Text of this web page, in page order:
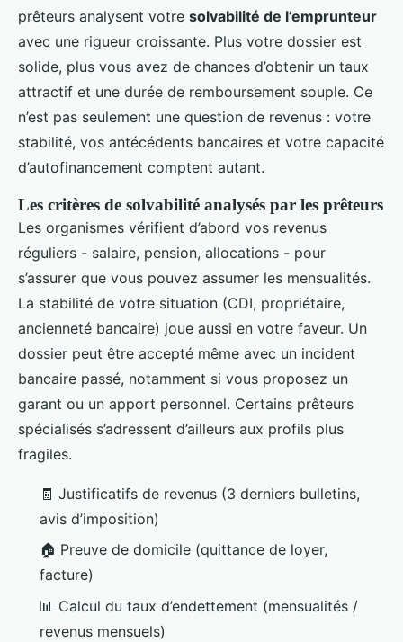
prêteurs analysent votre solvabilité de l’emprunteur
avec une rigueur croissante. Plus votre dossier est
solide, plus vous avez de chances d’obtenir un taux
attractif et une durée de remboursement souple. Ce
n’est pas seulement une question de revenus : votre
stabilité, vos antécédents bancaires et votre capacité
d’autofinancement comptent autant.
Les critères de solvabilité analysés par les prêteurs
Les organismes vérifient d’abord vos revenus
réguliers - salaire, pension, allocations - pour
s’assurer que vous pouvez assumer les mensualités.
La stabilité de votre situation (CDI, propriétaire,
ancienneté bancaire) joue aussi en votre faveur. Un
dossier peut être accepté même avec un incident
bancaire passé, notamment si vous proposez un
garant ou un apport personnel. Certains prêteurs
spécialisés s’adressent d’ailleurs aux profils plus
fragiles.
🧾 Justificatifs de revenus (3 derniers bulletins,
avis d’imposition)
🏠 Preuve de domicile (quittance de loyer,
facture)
📊 Calcul du taux d’endettement (mensualités /
revenus mensuels)